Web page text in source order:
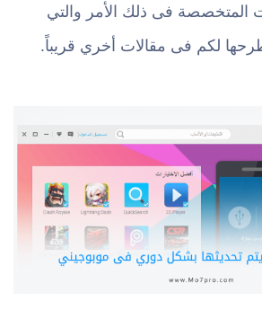
المتخصصة فى ذلك الأمر والتي
لكم فى مقالات أخري قريباً.